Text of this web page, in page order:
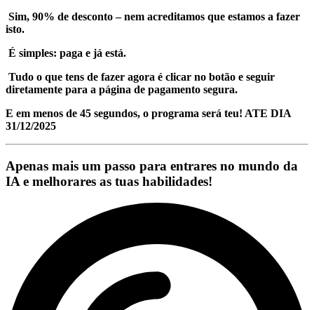
Sim, 90% de desconto – nem acreditamos que estamos a fazer
isto.
É simples: paga e já está.
Tudo o que tens de fazer agora é clicar no botão e seguir
diretamente para a página de pagamento segura.
E em menos de 45 segundos, o programa será teu! ATE DIA
31/12/2025
Apenas mais um passo para entrares no mundo da
IA e melhorares as tuas habilidades!